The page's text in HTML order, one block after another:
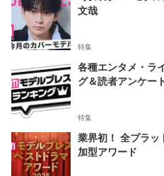
文哉
特集
各種エンタメ・ラ
グ＆読者アンケー
特集
業界初！ 全プラッ
加型アワード